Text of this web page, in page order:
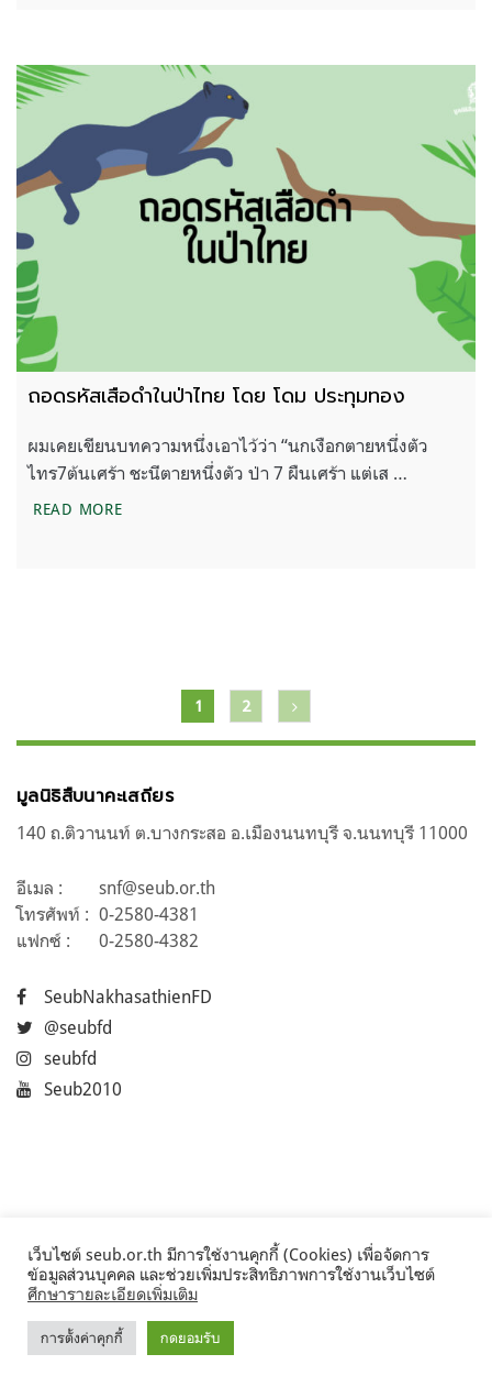
ถอดรหัสเสือดำในป่าไทย โดย โดม ประทุมทอง
ผมเคยเขียนบทความหนึ่งเอาไว้ว่า “นกเงือกตายหนึ่งตัว
ไทร7ต้นเศร้า ชะนีตายหนึ่งตัว ป่า 7 ผืนเศร้า แต่เส …
READ MOREถอดรหัสเสือดำในป่าไทย โดย โดม ประทุมทอง
เรื่อง
1 2
มูลนิธิสืบนาคะเสถียร
140 ถ.ติวานนท์ ต.บางกระสอ อ.เมืองนนทบุรี จ.นนทบุรี 11000
อีเมล :
snf@seub.or.th
โทรศัพท์ : 0-2580-4381
แฟกซ์ :
0-2580-4382
SeubNakhasathienFD
@seubfd
seubfd
Seub2010
©2017 Seub.or.th
เว็บไซต์ seub.or.th มีการใช้งานคุกกี้ (Cookies) เพื่อจัดการ
ข้อมูลส่วนบุคคล และช่วยเพิ่มประสิทธิภาพการใช้งานเว็บไซต์
ศึกษารายละเอียดเพิ่มเติม
การตั้งค่าคุกกี้ กดยอมรับ